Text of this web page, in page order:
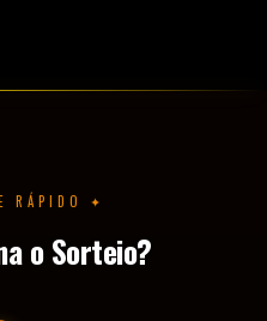
SE
no sorteio do evento
gratuito!